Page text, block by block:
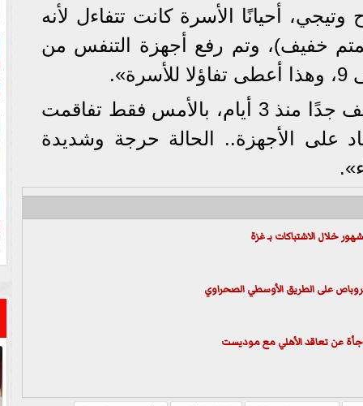
أحيانًا الأسرة كانت تتفاءل لأنه
خفيف)، وتم رفع أجهزة التنفس من
وتابع: «الحالة في تراجع عنيف جدًا منذ 3 أيام، بالأمس فقط تفاقمت
على الأجهزة.. الحالة حرجة وشديدة
خلال الاشتباكات بـ غزة
على الطريق الأوسطي الصحراوي
عن تعاقد الأهلي مع موديست